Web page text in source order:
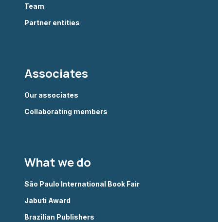
Team
Partner entities
Associates
Our associates
Collaborating members
What we do
São Paulo International Book Fair
Jabuti Award
Brazilian Publishers